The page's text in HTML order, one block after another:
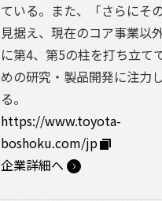
ている。また、「さらにそ
見据え、現在のコア事業以
に第4、第5の柱を打ち立て
めの研究・製品開発に注力
る。
https://www.toyota-
boshoku.com/jp
企業詳細へ